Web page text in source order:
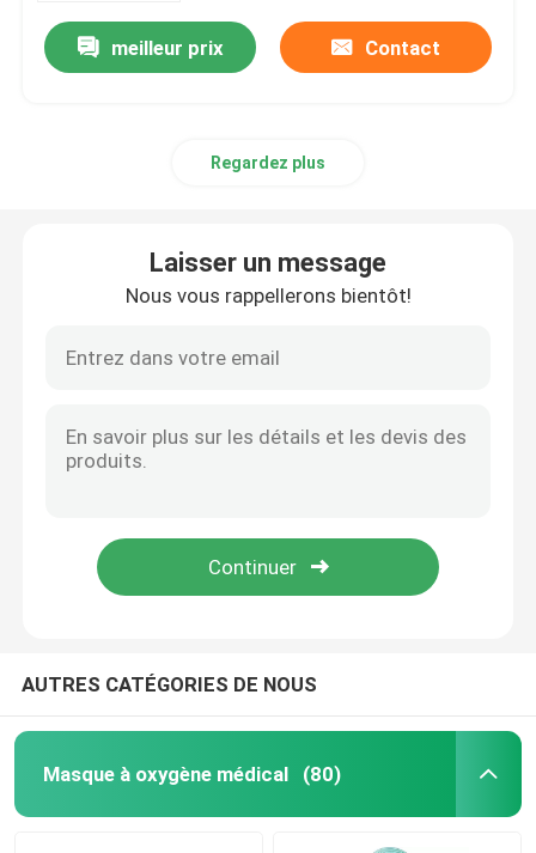
meilleur prix Contact
Regardez plus
Laisser un message
Nous vous rappellerons bientôt!
AUTRES CATÉGORIES DE NOUS
Masque à oxygène médical (80)